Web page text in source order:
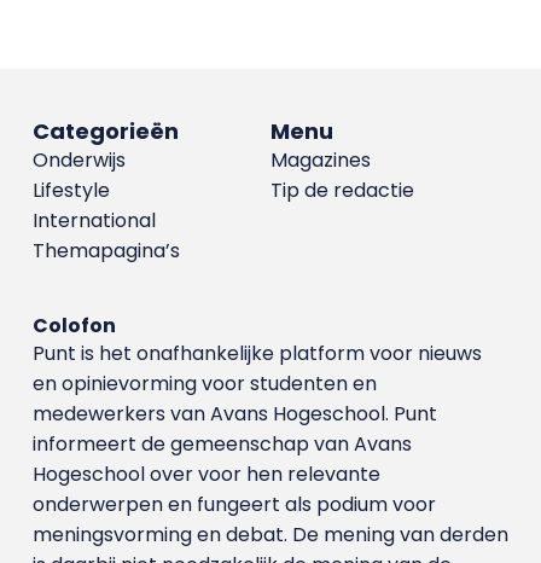
Menu
Magazines
Tip de redactie
Categorieën
Onderwijs
Lifestyle
International
Themapagina’s
Colofon
Punt is het onafhankelijke platform voor nieuws
en opinievorming voor studenten en
medewerkers van Avans Hoge­school. Punt
informeert de gemeenschap van Avans
Hogeschool over voor hen relevante
onderwerpen en fungeert als podium voor
meningsvorming en debat. De mening van derden